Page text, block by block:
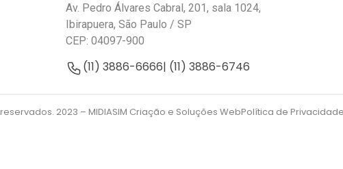
Av. Pedro Álvares Cabral, 201, sala 1024,
Ibirapuera, São Paulo / SP
CEP: 04097-900
(11) 3886-6666| (11) 3886-6746
2023 – MIDIASIM Criação e Soluções WebPolítica de Privacidade